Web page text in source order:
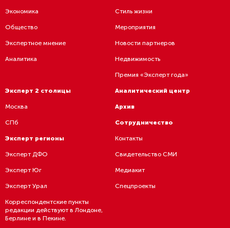
Экономика
Общество
Экспертное мнение
Аналитика
Стиль жизни
Мероприятия
Новости партнеров
Недвижимость
Премия «Эксперт года»
Эксперт 2 столицы
Москва
СПб
Эксперт регионы
Эксперт ДФО
Эксперт Юг
Эксперт Урал
Корреспондентские пункты
редакции действуют в Лондоне,
Берлине и в Пекине.
Аналитический центр
Архив
Сотрудничество
Контакты
Свидетельство СМИ
Медиакит
Спецпроекты